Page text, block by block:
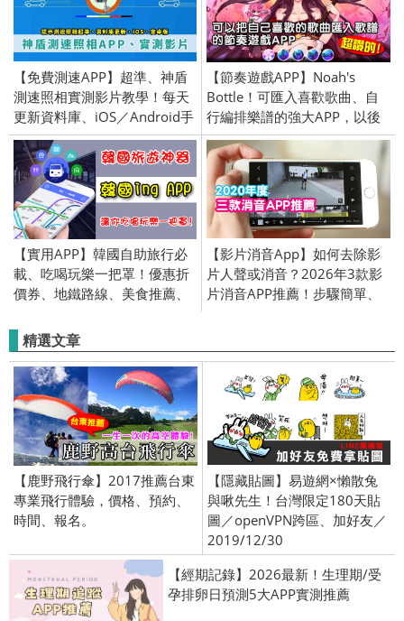
【免費測速APP】超準、神盾
測速照相實測影片教學！每天
更新資料庫、iOS／Android手
機版
【節奏遊戲APP】Noah's
Bottle！可匯入喜歡歌曲、自
行編排樂譜的強大APP，以後
就可以聽最愛的歌玩遊戲了。
【實用APP】韓國自助旅行必
載、吃喝玩樂一把罩！優惠折
價券、地鐵路線、美食推薦、
國ingAPP。(安卓／iPhone版)
【影片消音App】如何去除影
片人聲或消音？2026年3款影
片消音APP推薦！步驟簡單、
精選文章
【鹿野飛行傘】2017推薦台東
專業飛行體驗，價格、預約、
時間、報名。
【隱藏貼圖】易遊網×懶散兔
與啾先生！台灣限定180天貼
圖／openVPN跨區、加好友／
2019/12/30
【經期記錄】2026最新！生理期/受
孕排卵日預測5大APP實測推薦